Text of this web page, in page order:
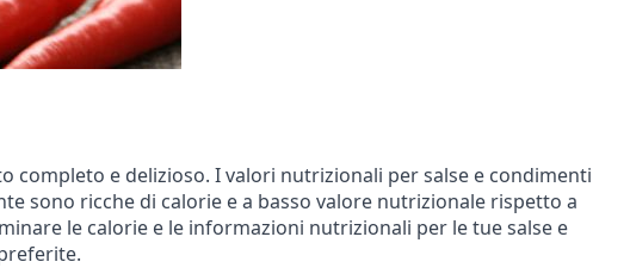
e delizioso. I valori nutrizionali per salse e condimenti
sono ricche di calorie e a basso valore nutrizionale rispetto a
le calorie e le informazioni nutrizionali per le tue salse e